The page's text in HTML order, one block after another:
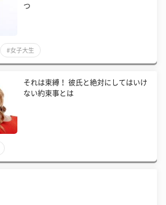
つ
#女子大生
それは束縛！ 彼氏と絶対にしてはいけ
ない約束事とは